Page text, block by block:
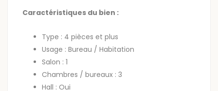
Caractéristiques du bien :
Type : 4 pièces et plus
Usage : Bureau / Habitation
Salon : 1
Chambres / bureaux : 3
Hall : Oui